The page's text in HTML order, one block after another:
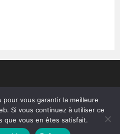
vous garantir la meilleure
Si vous continuez à utiliser ce
que vous en êtes satisfait.